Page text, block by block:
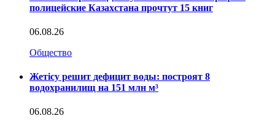
полицейские Казахстана прочтут 15 книг
06.08.26
Общество
Жетісу решит дефицит воды: построят 8
водохранилищ на 151 млн м³
06.08.26